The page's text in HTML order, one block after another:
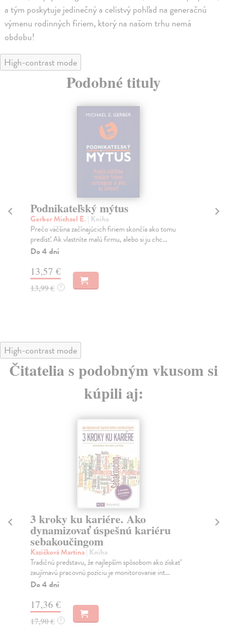
a tým poskytuje jedinečný a celistvý pohľad na generačnú
výmenu rodinných firiem, ktorý na našom trhu nemá
obdobu!
High-contrast mode
Podobné tituly
Podnikateľský mýtus
Gerber Michael E. | Kniha
Prečo väčšina začínajúcich firiem skončía ako tomu
predísť. Ak vlastníte malú firmu, alebo si ju chc...
Do 4 dní
13,57 €
13,99 € ?
High-contrast mode
Čitatelia s podobným vkusom si
kúpili aj:
3 kroky ku kariére. Ako
dynamizovať úspešnú kariéru
sebakoučingom
Kazičková Martina| Kniha
Tradičnú predstavu, že najlepším spôsobom ako získať
zaujímavú pracovnú pozíciu je monitorovanie int...
Do 4 dní
17,36 €
17,90 € ?